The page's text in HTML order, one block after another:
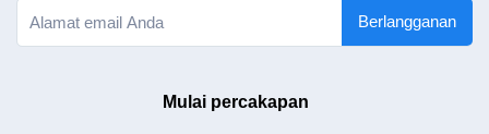
Berlangganan
Mulai percakapan